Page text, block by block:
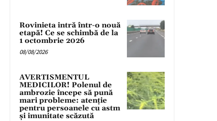
Rovinieta intră într-o nouă
etapă! Ce se schimbă de la
1 octombrie 2026
08/08/2026
AVERTISMENTUL
MEDICILOR! Polenul de
ambrozie începe să pună
mari probleme: atenție
pentru persoanele cu astm
și imunitate scăzută